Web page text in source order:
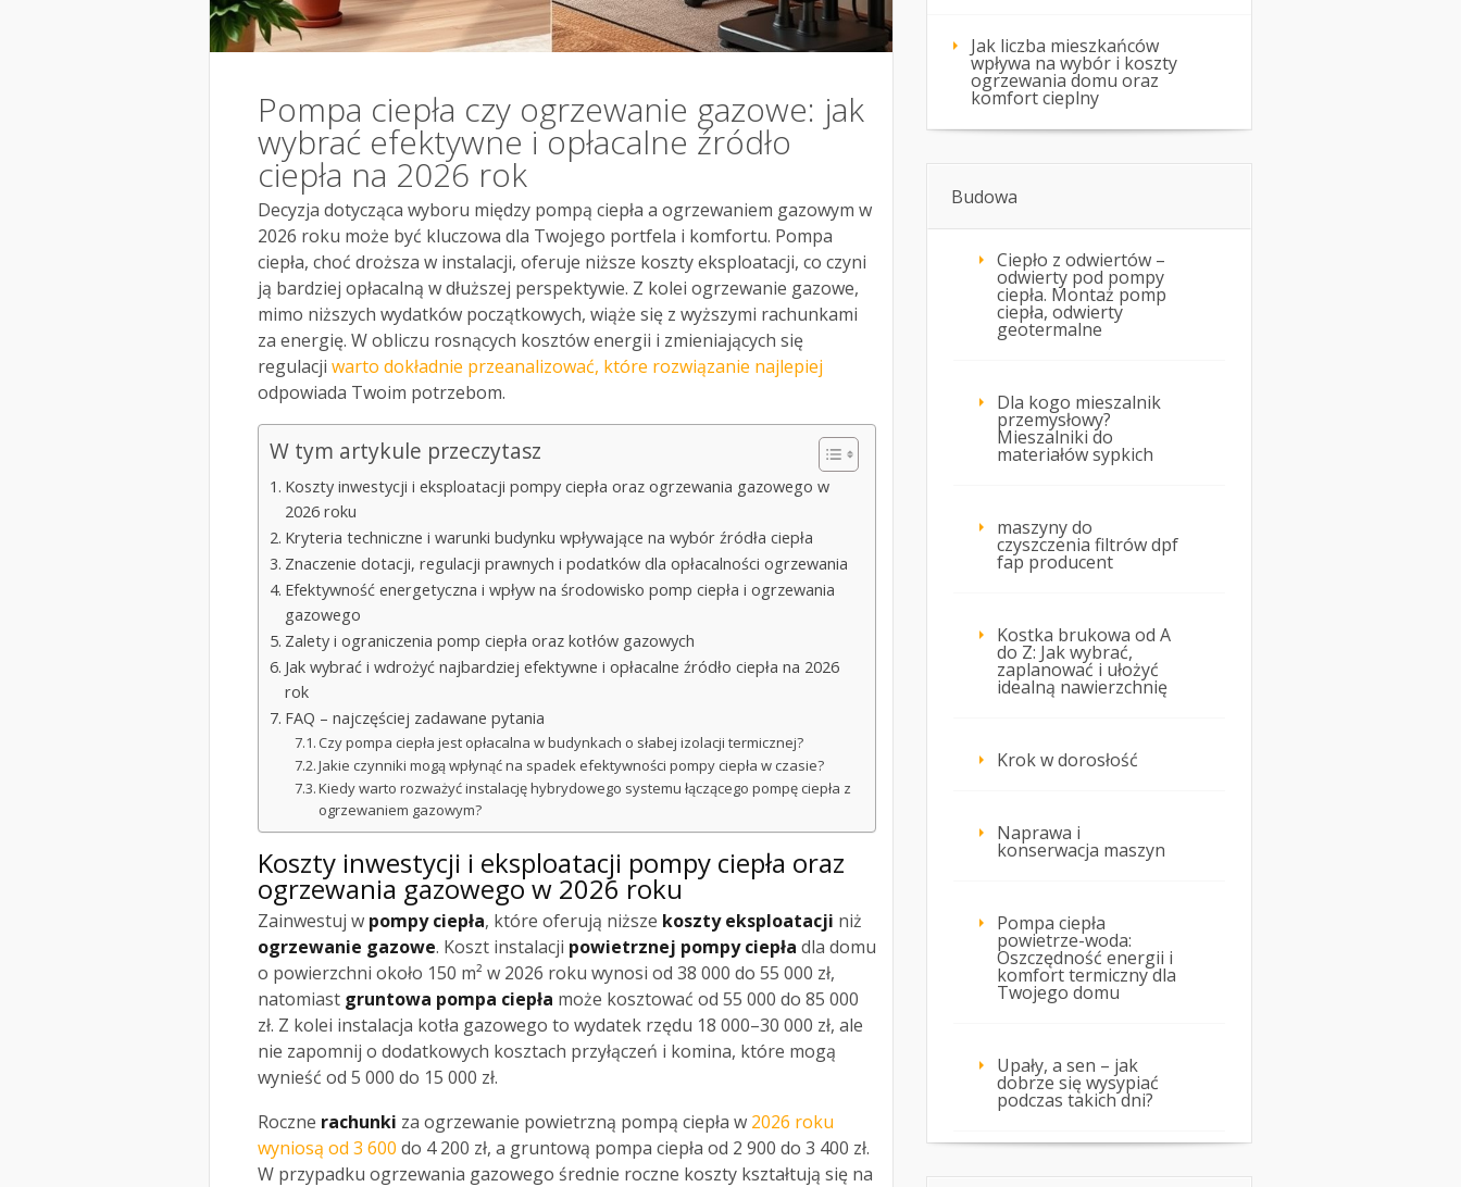
Pompa ciepła czy ogrzewanie gazowe: jak
wybrać efektywne i opłacalne źródło
ciepła na 2026 rok
Decyzja dotycząca wyboru między pompą ciepła a ogrzewaniem gazowym w
2026 roku może być kluczowa dla Twojego portfela i komfortu. Pompa
ciepła, choć droższa w instalacji, oferuje niższe koszty eksploatacji, co czyni
ją bardziej opłacalną w dłuższej perspektywie. Z kolei ogrzewanie gazowe,
mimo niższych wydatków początkowych, wiąże się z wyższymi rachunkami
za energię. W obliczu rosnących kosztów energii i zmieniających się
regulacji warto dokładnie przeanalizować, które rozwiązanie najlepiej
odpowiada Twoim potrzebom.
W tym artykule przeczytasz
Koszty inwestycji i eksploatacji pompy ciepła oraz ogrzewania gazowego w
2026 roku
Kryteria techniczne i warunki budynku wpływające na wybór źródła ciepła
Znaczenie dotacji, regulacji prawnych i podatków dla opłacalności ogrzewania
Efektywność energetyczna i wpływ na środowisko pomp ciepła i ogrzewania
gazowego
Zalety i ograniczenia pomp ciepła oraz kotłów gazowych
Jak wybrać i wdrożyć najbardziej efektywne i opłacalne źródło ciepła na 2026
rok
FAQ – najczęściej zadawane pytania
Czy pompa ciepła jest opłacalna w budynkach o słabej izolacji termicznej?
Jakie czynniki mogą wpłynąć na spadek efektywności pompy ciepła w czasie?
Kiedy warto rozważyć instalację hybrydowego systemu łączącego pompę ciepła z
ogrzewaniem gazowym?
Koszty inwestycji i eksploatacji pompy ciepła oraz
ogrzewania gazowego w 2026 roku
Zainwestuj w pompy ciepła, które oferują niższe koszty eksploatacji niż
ogrzewanie gazowe. Koszt instalacji powietrznej pompy ciepła dla domu
o powierzchni około 150 m² w 2026 roku wynosi od 38 000 do 55 000 zł,
natomiast gruntowa pompa ciepła może kosztować od 55 000 do 85 000
zł. Z kolei instalacja kotła gazowego to wydatek rzędu 18 000–30 000 zł, ale
nie zapomnij o dodatkowych kosztach przyłączeń i komina, które mogą
wynieść od 5 000 do 15 000 zł.
Roczne rachunki za ogrzewanie powietrzną pompą ciepła w 2026 roku
wyniosą od 3 600 do 4 200 zł, a gruntową pompa ciepła od 2 900 do 3 400 zł.
W przypadku ogrzewania gazowego średnie roczne koszty kształtują się na
Jak liczba mieszkańców
wpływa na wybór i koszty
ogrzewania domu oraz
komfort cieplny
Budowa
Ciepło z odwiertów –
odwierty pod pompy
ciepła. Montaż pomp
ciepła, odwierty
geotermalne
Dla kogo mieszalnik
przemysłowy?
Mieszalniki do
materiałów sypkich
maszyny do
czyszczenia filtrów dpf
fap producent
Kostka brukowa od A
do Z: Jak wybrać,
zaplanować i ułożyć
idealną nawierzchnię
Krok w dorosłość
Naprawa i
konserwacja maszyn
Pompa ciepła
powietrze-woda:
Oszczędność energii i
komfort termiczny dla
Twojego domu
Upały, a sen – jak
dobrze się wysypiać
podczas takich dni?